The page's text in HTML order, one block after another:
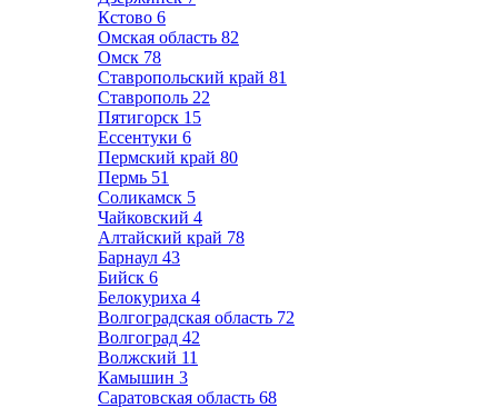
Кстово 6
Омская область 82
Омск 78
Ставропольский край 81
Ставрополь 22
Пятигорск 15
Ессентуки 6
Пермский край 80
Пермь 51
Соликамск 5
Чайковский 4
Алтайский край 78
Барнаул 43
Бийск 6
Белокуриха 4
Волгоградская область 72
Волгоград 42
Волжский 11
Камышин 3
Саратовская область 68